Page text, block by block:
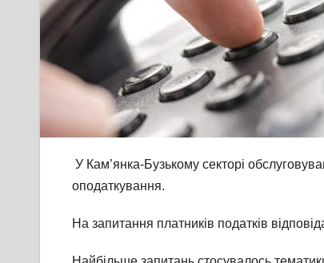
У Кам’янка-Бузькому секторі
оподаткування.
На запитання платників податків